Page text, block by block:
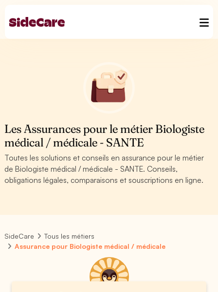
Les Assurances pour le métier Biologiste
médical / médicale - SANTE
Toutes les solutions et conseils en assurance pour le métier
de Biologiste médical / médicale - SANTE. Conseils,
obligations légales, comparaisons et souscriptions en ligne.
SideCare
Tous les métiers
Assurance pour Biologiste médical / médicale